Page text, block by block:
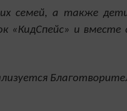
семей, а также
«КидСпейс» и